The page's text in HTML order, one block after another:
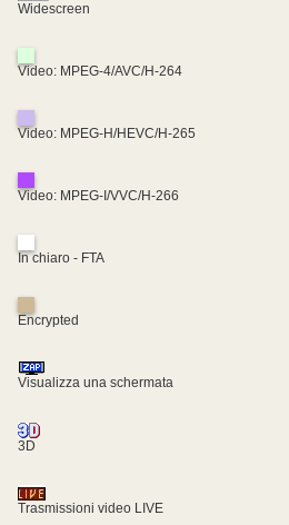
Widescreen
Video: MPEG-4/AVC/H-264
Video: MPEG-H/HEVC/H-265
Video: MPEG-I/VVC/H-266
In chiaro - FTA
Encrypted
Visualizza una schermata
3D
Trasmissioni video LIVE